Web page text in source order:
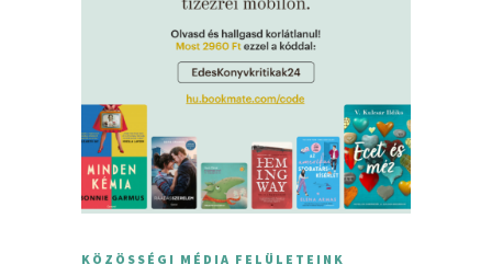
KÖZÖSSÉGI MÉDIA FELÜLETEINK